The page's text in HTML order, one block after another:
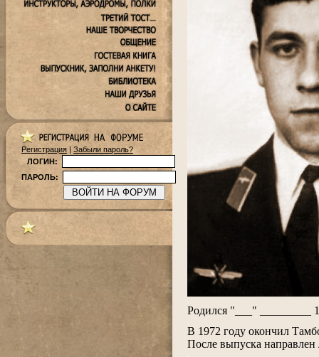
Регистрация | Забыли пароль?
ЛОГИН:
ПАРОЛЬ:
Родился "___" _________
В 1972 году окончил
После выпуска